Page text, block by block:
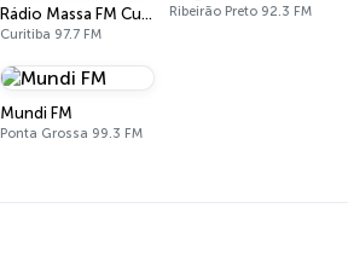
Rádio Massa FM Curitiba
Curitiba 97.7 FM
Ribeirão Preto 92.3 FM
Mundi FM
Ponta Grossa 99.3 FM